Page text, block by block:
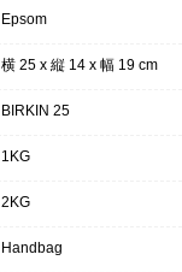
Epsom
横 25 x 縦 14 x 幅 19 cm
BIRKIN 25
1KG
2KG
Handbag